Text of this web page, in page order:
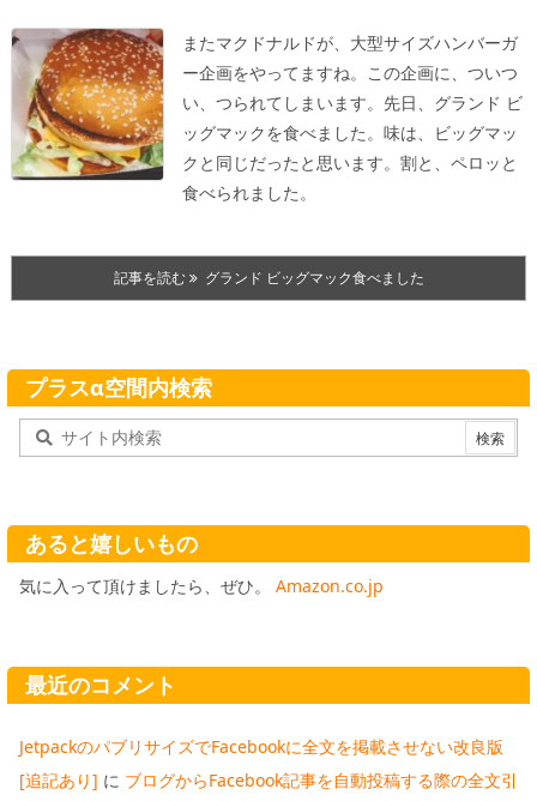
またマクドナルドが、大型サイズハンバーガ
ー企画をやってますね。この企画に、ついつ
い、つられてしまいます。先日、グランド ビ
ッグマックを食べました。 味は、ビッグマッ
クと同じだったと思います。割と、ペロッと
食べられました。
記事を読む グランド ビッグマック食べました
プラスα空間内検索
あると嬉しいもの
気に入って頂けましたら、ぜひ。 Amazon.co.jp
最近のコメント
JetpackのパブリサイズでFacebookに全文を掲載させない改良版
[追記あり] に ブログからFacebook記事を自動投稿する際の全文引